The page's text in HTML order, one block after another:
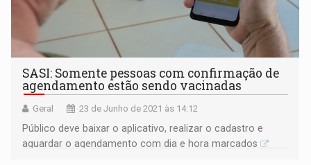
SASI: Somente pessoas com confirmação de
agendamento estão sendo vacinadas
Geral 23 de Junho de 2021 às 14:12
Público deve baixar o aplicativo, realizar o cadastro e
aguardar o agendamento com dia e hora marcados